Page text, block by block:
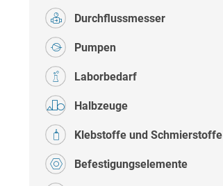
Durchflussmesser
Pumpen
Laborbedarf
Halbzeuge
Klebstoffe und Schmierstoffe
Befestigungselemente